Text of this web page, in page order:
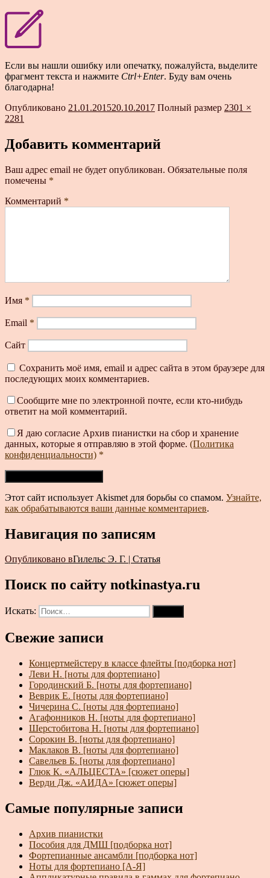
Если вы нашли ошибку или опечатку, пожалуйста, выделите
фрагмент текста и нажмите Ctrl+Enter. Буду вам очень
благодарна!
Опубликовано 21.01.201520.10.2017 Полный размер 2301 ×
2281
Добавить комментарий
Ваш адрес email не будет опубликован. Обязательные поля
помечены *
Комментарий *
Имя *
Email *
Сайт
Сохранить моё имя, email и адрес сайта в этом браузере для
последующих моих комментариев.
Сообщите мне по электронной почте, если кто-нибудь
ответит на мой комментарий.
Я даю согласие Архив пианистки на сбор и хранение
данных, которые я отправляю в этой форме. (Политика
конфиденциальности) *
Этот сайт использует Akismet для борьбы со спамом. Узнайте,
как обрабатываются ваши данные комментариев.
Навигация по записям
Опубликовано вГилельс Э. Г. | Статья
Поиск по сайту notkinastya.ru
Искать:
Свежие записи
Концертмейстеру в классе флейты [подборка нот]
Леви Н. [ноты для фортепиано]
Городинский Б. [ноты для фортепиано]
Веврик Е. [ноты для фортепиано]
Чичерина С. [ноты для фортепиано]
Агафонников Н. [ноты для фортепиано]
Шерстобитова Н. [ноты для фортепиано]
Сорокин В. [ноты для фортепиано]
Маклаков В. [ноты для фортепиано]
Савельев Б. [ноты для фортепиано]
Глюк К. «АЛЬЦЕСТА» [сюжет оперы]
Верди Дж. «АИДА» [сюжет оперы]
Самые популярные записи
Архив пианистки
Пособия для ДМШ [подборка нот]
Фортепианные ансамбли [подборка нот]
Ноты для фортепиано [А-Я]